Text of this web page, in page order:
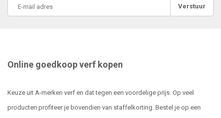
Verstuur
Online goedkoop verf kopen
Keuze uit A-merken verf en dat tegen een voordelige prijs. Op veel
producten profiteer je bovendien van staffelkorting. Bestel je op een